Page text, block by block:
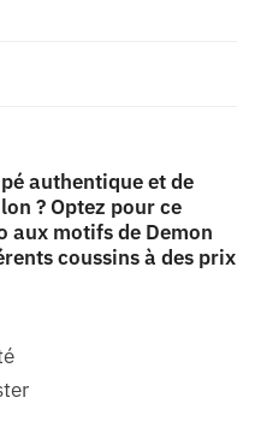
authentique et de
? Optez pour ce
aux motifs de Demon
coussins à des prix